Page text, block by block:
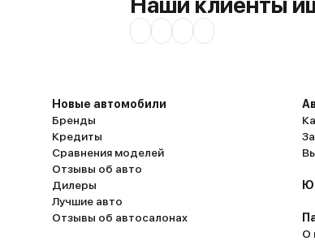
Новые автомобили
Бренды
Кредиты
Сравнения моделей
Отзывы об авто
Дилеры
Лучшие авто
Отзывы об автосалонах
О